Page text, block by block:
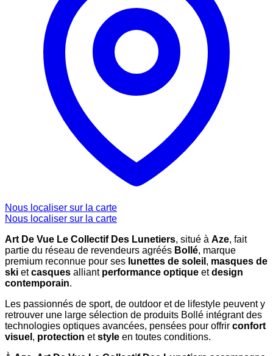
Nous localiser sur la carte
Nous localiser sur la carte
Art De Vue Le Collectif Des Lunetiers, situé à Aze, fait
partie du réseau de revendeurs agréés Bollé, marque
premium reconnue pour ses lunettes de soleil , masques de
ski etcasques alliant performance optique etdesign
contemporain.
Les passionnés de sport, de outdoor et de lifestyle peuvent y
retrouver une large sélection de produits Bollé intégrant des
technologies optiques avancées, pensées pour offrir confort
visuel , protection etstyle en toutes conditions.